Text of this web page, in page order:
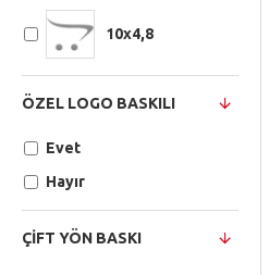
10x4,8
ÖZEL LOGO BASKILI
Evet
Hayır
ÇIFT YÖN BASKI